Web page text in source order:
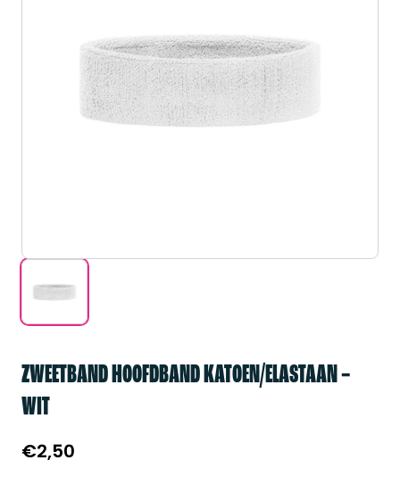
ZWEETBAND HOOFDBAND KATOEN/ELASTAAN –
WIT
€2,50